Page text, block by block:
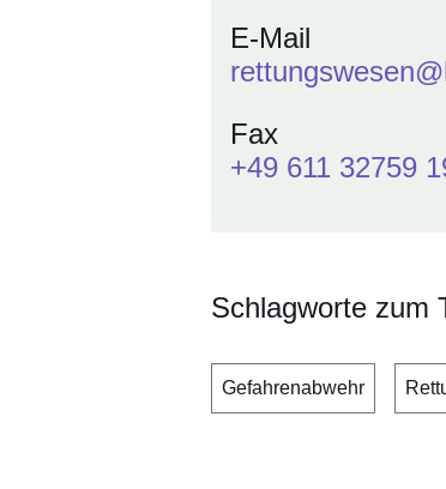
E-Mail
Fax
+49 611 32759
Schlagworte zum
Gefahrenabwehr